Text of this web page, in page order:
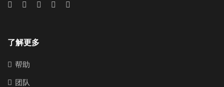
了解更多
帮助
团队